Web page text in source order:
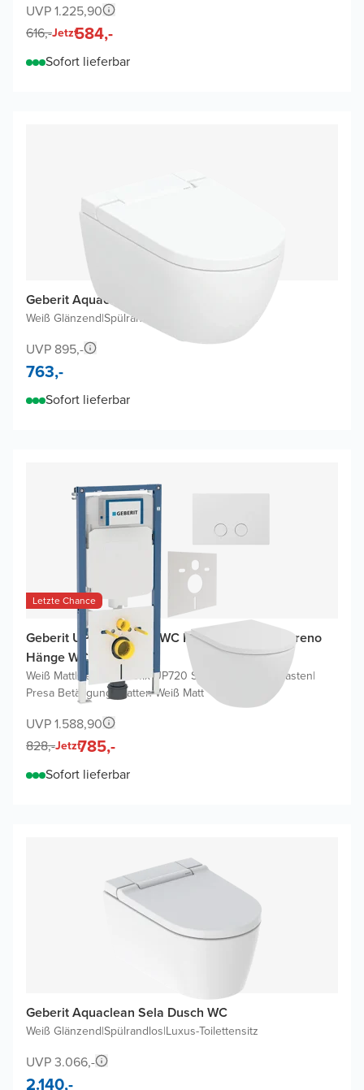
UVP 1.225,90
616,-Jetzt584,-
Sofort lieferbar
Geberit Aquaclean Alba Dusch WC
Weiß Glänzend|Spülrandlos Luxus-Toilettensitz
UVP 895,-
763,-
Sofort lieferbar
Letzte Chance
Geberit UP720 (2025) WC Komplettset mit Moreno
Hänge WC
Weiß Matt|Geberit Duofix UP720 Sigma Einbauspülkasten|
Presa Betätigungsplatten Weiß Matt
UVP 1.588,90
828,-Jetzt785,-
Sofort lieferbar
Geberit Aquaclean Sela Dusch WC
Weiß Glänzend|Spülrandlos|Luxus-Toilettensitz
UVP 3.066,-
2.140,-